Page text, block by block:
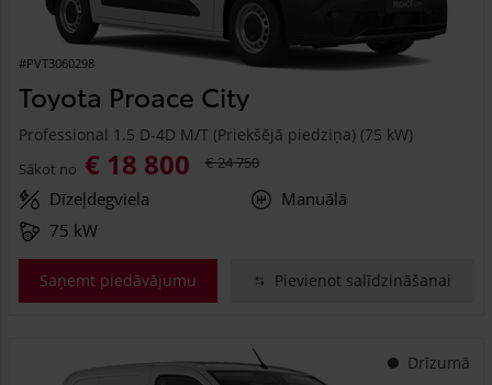
#PVT3060298
Toyota Proace City
Professional 1.5 D-4D M/T (Priekšējā piedziņa) (75 kW)
Sākot no € 18 800 € 24 750
Dīzeļdegviela
Manuālā
75 kW
Saņemt piedāvājumu Pievienot salīdzināšanai
Drīzumā